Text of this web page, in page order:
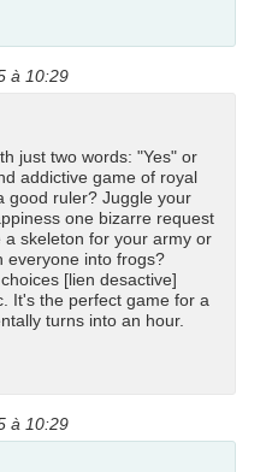
à 10:29
just two words: "Yes" or
addictive game of royal
good ruler? Juggle your
one bizarre request
skeleton for your army or
everyone into frogs?
[lien desactive]
It's the perfect game for a
turns into an hour.
à 10:29